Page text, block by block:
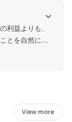
利益よりも、
とを自然にで
View more